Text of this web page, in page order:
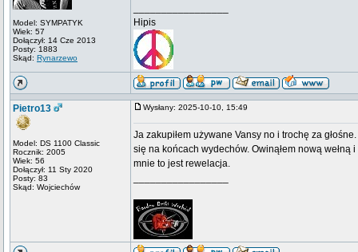
Model: SYMPATYK
Wiek: 57
Dołączył: 14 Cze 2013
Posty: 1883
Skąd: Rynarzewo
Hipis
Pietro13
Model: DS 1100 Classic
Rocznik: 2005
Wiek: 56
Dołączył: 11 Sty 2020
Posty: 83
Skąd: Wojciechów
Wysłany: 2025-10-10, 15:49
Ja zakupiłem używane Vansy no i trochę za
się na końcach wydechów. Owinąłem nową wełną
mnie to jest rewelacja.